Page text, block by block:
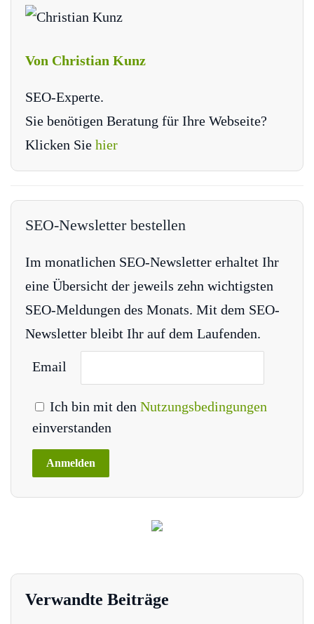
Von Christian Kunz
SEO-Experte.
Sie benötigen Beratung für Ihre Webseite?
Klicken Sie hier
SEO-Newsletter bestellen
Im monatlichen SEO-Newsletter erhaltet Ihr
eine Übersicht der jeweils zehn wichtigsten
SEO-Meldungen des Monats. Mit dem SEO-
Newsletter bleibt Ihr auf dem Laufenden.
Email
Ich bin mit den Nutzungsbedingungen
einverstanden
Verwandte Beiträge